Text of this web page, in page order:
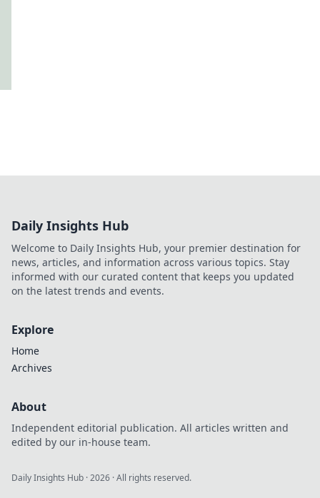
Daily Insights Hub
Welcome to Daily Insights Hub, your premier destination for
news, articles, and information across various topics. Stay
informed with our curated content that keeps you updated
on the latest trends and events.
Explore
Home
Archives
About
Independent editorial publication. All articles written and
edited by our in-house team.
Daily Insights Hub ·2026 · All rights reserved.